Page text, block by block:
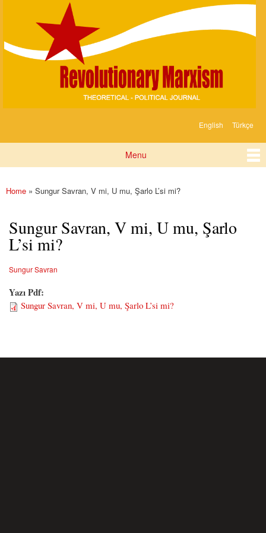
content
Marksizm
English Türkçe
Menu
You are here
Home » Sungur Savran, V mi, U mu, Şarlo L’si mi?
Sungur Savran, V mi, U mu, Şarlo
L’si mi?
Sungur Savran
Yazı Pdf:
Sungur Savran, V mi, U mu, Şarlo L’si mi?